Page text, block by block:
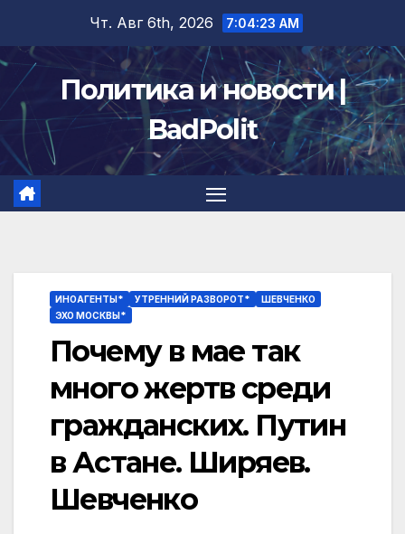
содержимому
Чт. Авг 6th, 2026 7:04:24 AM
Политика и новости |
BadPolit
ИНОАГЕНТЫ* УТРЕННИЙ РАЗВОРОТ*
ШЕВЧЕНКО
ЭХО МОСКВЫ*
Почему в мае так
много жертв среди
гражданских. Путин
в Астане. Ширяев.
Шевченко